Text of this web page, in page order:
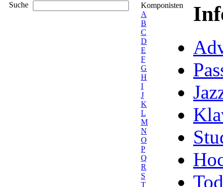
Suche
Komponisten
A
B
C
D
E
F
G
H
I
J
K
L
M
N
O
P
Q
R
S
T